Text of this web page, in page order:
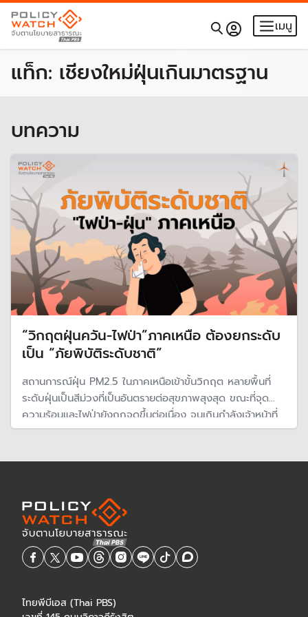
เมนู
แท็ก: เชียงใหม่ฝุ่นเกินมาตรฐาน
บทความ
“วิกฤตฝุ่นควัน-ไฟป่า”ภาคเหนือ ต้องยกระดับ
เป็น “ภัยพิบัติระดับชาติ”
สถานการณ์ฝุ่น PM2.5 ในภาคเหนือเข้าขั้นวิกฤต หลายพื้นที่
ระดับฝุ่นเป็นสีม่วงที่เป็นอันตรายต่อสุขภาพสุงสุด ขณะที่จุด
ความร้อนและไฟป่ายังถูกจุดขึ้นต่อเนื่อง จนเกินกำลังเจ้าหน้าที่
ในพื้นที่ “นักวิชาการ -แพทย์ “มหาวิทยาลัยเชียงใหม่ ระบุกลุ่ม
ไทยพีบีเอส (Thai PBS)